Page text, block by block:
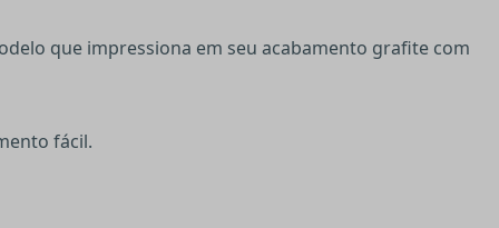
que impressiona em seu acabamento grafite com
fácil.